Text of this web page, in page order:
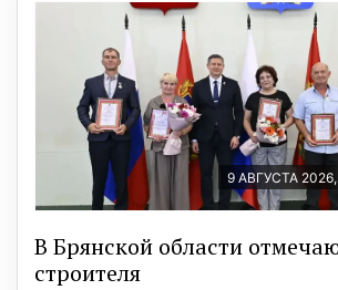
9 АВГУСТА 2026,
В Брянской области
строителя